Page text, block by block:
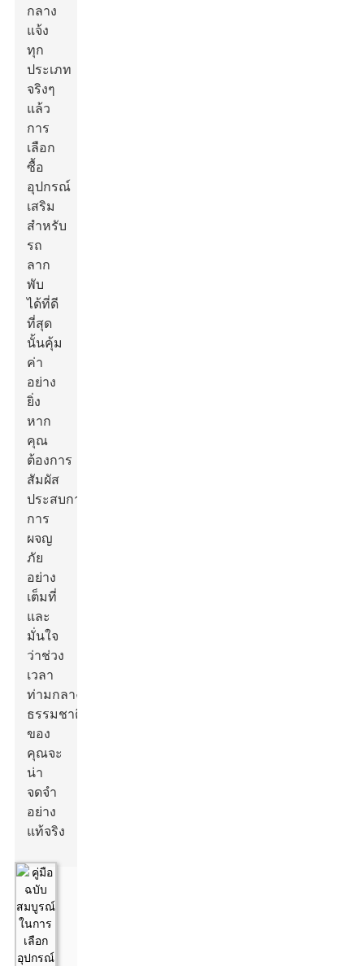
กลาง
แจ้ง
ทุก
ประเภท
จริงๆ
แล้ว
การ
เลือก
ซื้อ
อุปกรณ์
เสริม
สำหรับ
รถ
ลาก
พับ
ได้ที่ดี
ที่สุด
นั้นคุ้ม
ค่า
อย่าง
ยิ่ง
หาก
คุณ
ต้องการ
สัมผัส
ประสบการณ์
การ
ผจญ
ภัย
อย่าง
เต็มที่
และ
มั่นใจ
ว่าช่วง
เวลา
ท่ามกลาง
ธรรมชาติ
ของ
คุณจะ
น่า
จดจำ
อย่าง
แท้จริง